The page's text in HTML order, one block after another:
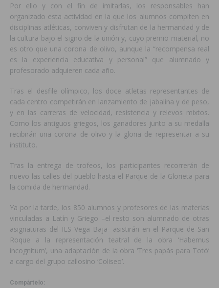
Por ello y con el fin de imitarlas, los responsables han
organizado esta actividad en la que los alumnos compiten en
disciplinas atléticas, conviven y disfrutan de la hermandad y de
la cultura bajo el signo de la unión y, cuyo premio material, no
es otro que una corona de olivo, aunque la “recompensa real
es la experiencia educativa y personal” que alumnado y
profesorado adquieren cada año.
Tras el desfile olímpico, los doce atletas representantes de
cada centro competirán en lanzamiento de jabalina y de peso,
y en las carreras de velocidad, resistencia y relevos mixtos.
Como los antiguos griegos, los ganadores junto a su medalla
recibirán una corona de olivo y la gloria de representar a su
instituto.
Tras la entrega de trofeos, los participantes recorrerán de
nuevo las calles del pueblo hasta el Parque de la Glorieta para
la comida de hermandad.
Ya por la tarde, los 850 alumnos y profesores de las materias
vinculadas a Latín y Griego –el resto son alumnado de otras
asignaturas del IES Vega Baja- asistirán en el Parque de San
Roque a la representación teatral de la obra ‘Habemus
incognitum’, una adaptación de la obra ‘Tres papás para Totó’
a cargo del grupo callosino ‘Coliseo’.
Compártelo: